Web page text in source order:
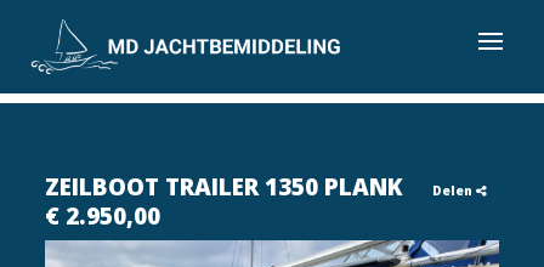
ZEILBOOT TRAILER 1350 PLANK Delen
€ 2.950,00